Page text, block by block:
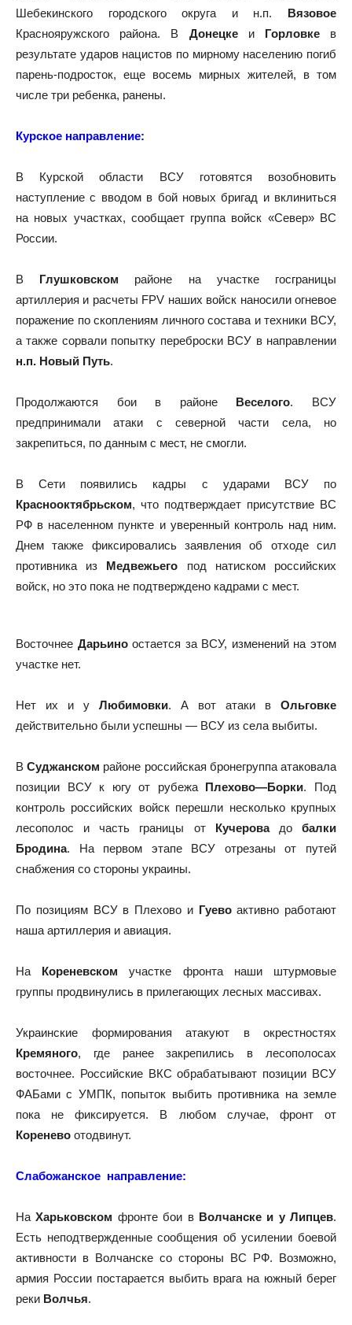
Шебекинского городского округа и н.п. Вязовое
Краснояружского района. В Донецкеи Горловкев
результате ударов нацистов по мирному населению погиб
парень-подросток, еще восемь мирных жителей, в том
числе три ребенка, ранены.
Курское направление:
В Курской области ВСУ готовятся возобновить
наступление с вводом в бой новых бригад и вклиниться
на новых участках, сообщает группа войск «Север» ВС
России.
В Глушковском районе на участке госграницы
артиллерия и расчеты FPV наших войск наносили огневое
поражение по скоплениям личного состава и техники ВСУ,
а также сорвали попытку переброски ВСУ в направлении
н.п. Новый Путь.
Продолжаются бои в районе Веселого. ВСУ
предпринимали атаки с северной части села, но
закрепиться, по данным с мест, не смогли.
В Сети появились кадры с ударами ВСУ по
Краснооктябрьском, что подтверждает присутствие ВС
РФ в населенном пункте и уверенный контроль над ним.
Днем также фиксировались заявления об отходе сил
противника из Медвежьего под натиском российских
войск, но это пока не подтверждено кадрами с мест.
Восточнее Дарьиноостается за ВСУ, изменений на этом
участке нет.
Нет их и у Любимовки. А вот атаки в Ольговке
действительно были успешны — ВСУ из села выбиты.
ВСуджанском районе российская бронегруппа атаковала
позиции ВСУ к югу от рубежа Плехово—Борки. Под
контроль российских войск перешли несколько крупных
лесополос и часть границы от Кучеровадобалки
Бродина. На первом этапе ВСУ отрезаны от путей
снабжения со стороны украины.
По позициям ВСУ в Плехово и Гуевоактивно работают
наша артиллерия и авиация.
На Кореневском участке фронта наши штурмовые
группы продвинулись в прилегающих лесных массивах.
Украинские формирования атакуют в окрестностях
Кремяного, где ранее закрепились в лесополосах
восточнее. Российские ВКС обрабатывают позиции ВСУ
ФАБами с УМПК, попыток выбить противника на земле
пока не фиксируется. В любом случае, фронт от
Коренево отодвинут.
Слабожанское направление:
НаХарьковском фронте бои в Волчанске и у Липцев.
Есть неподтвержденные сообщения об усилении боевой
активности в Волчанске со стороны ВС РФ. Возможно,
армия России постарается выбить врага на южный берег
реки Волчья.